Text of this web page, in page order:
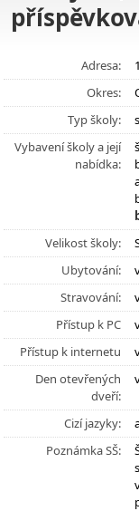
Adresa:
Okres:
Typ školy:
Vybavení školy a její
nabídka:
Velikost školy:
Ubytování:
Stravování:
Přístup k PC
Přístup k internetu
Den otevřených
dveří:
Cizí jazyky:
Poznámka SŠ: